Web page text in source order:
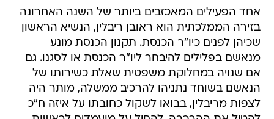
אחד הפעילים המאכזבים ביותר של השנה האחרונה
בזירה הממלכתית הוא ראובן ריבלין, הנשיא הראשון
שכיהן לפנים כיו"ר הכנסת. תקנון הכנסת מונע
מנאשם בפלילים להיבחר ליו"ר הכנסת או לסגנו. גם
אם שנויה במחלוקת משפטית שאלת כשירותו של
הנאשם בשוחד נתניהו להרכיב ממשלה, מותר היה
לצפות מריבלין, בבואו לשקול כחובתו על איזה ח"כ